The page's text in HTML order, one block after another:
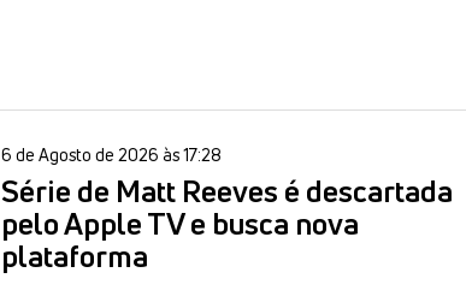
6 de Agosto de 2026 às 17:28
Série de Matt Reeves é descartada
pelo Apple TV e busca nova
plataforma